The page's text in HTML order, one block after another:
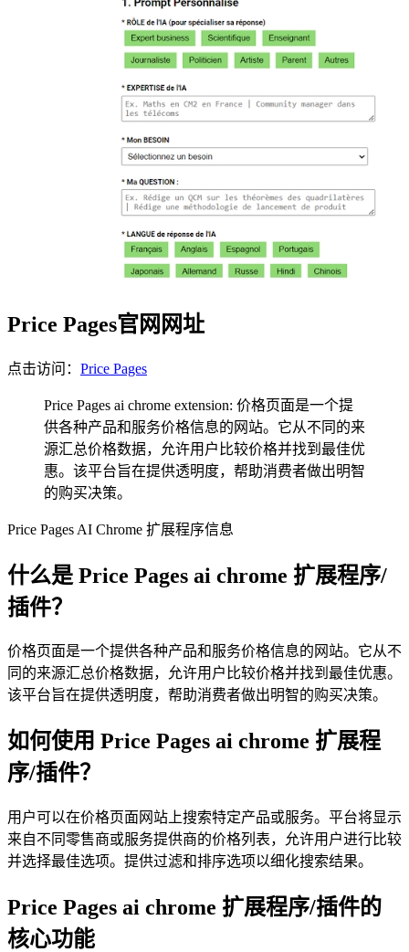
Price Pages官网网址
点击访问： Price Pages
Price Pages ai chrome extension: 价格页面是一个提
供各种产品和服务价格信息的网站。它从不同的来
源汇总价格数据，允许用户比较价格并找到最佳优
惠。该平台旨在提供透明度，帮助消费者做出明智
的购买决策。
Price Pages AI Chrome 扩展程序信息
什么是 Price Pages ai chrome 扩展程序/
插件？
价格页面是一个提供各种产品和服务价格信息的网站。它从不
同的来源汇总价格数据，允许用户比较价格并找到最佳优惠。
该平台旨在提供透明度，帮助消费者做出明智的购买决策。
如何使用 Price Pages ai chrome 扩展程
序/插件？
用户可以在价格页面网站上搜索特定产品或服务。平台将显示
来自不同零售商或服务提供商的价格列表，允许用户进行比较
并选择最佳选项。提供过滤和排序选项以细化搜索结果。
Price Pages ai chrome 扩展程序/插件的
核心功能